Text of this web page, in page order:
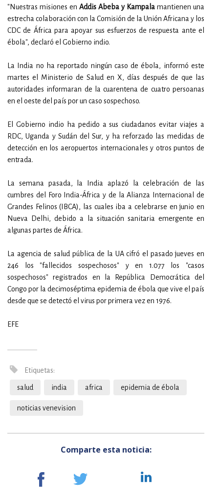
"Nuestras misiones en Addis Abeba y Kampala mantienen una
estrecha colaboración con la Comisión de la Unión Africana y los
CDC de África para apoyar sus esfuerzos de respuesta ante el
ébola", declaró el Gobierno indio.
La India no ha reportado ningún caso de ébola, informó este
martes el Ministerio de Salud en X, días después de que las
autoridades informaran de la cuarentena de cuatro persoanas
en el oeste del país por un caso sospechoso.
El Gobierno indio ha pedido a sus ciudadanos evitar viajes a
RDC, Uganda y Sudán del Sur, y ha reforzado las medidas de
detección en los aeropuertos internacionales y otros puntos de
entrada.
La semana pasada, la India aplazó la celebración de las
cumbres del Foro India-África y de la Alianza Internacional de
Grandes Felinos (IBCA), las cuales iba a celebrarse en junio en
Nueva Delhi, debido a la situación sanitaria emergente en
algunas partes de África.
La agencia de salud pública de la UA cifró el pasado jueves en
246 los "fallecidos sospechosos" y en 1.077 los "casos
sospechosos" registrados en la República Democrática del
Congo por la decimoséptima epidemia de ébola que vive el país
desde que se detectó el virus por primera vez en 1976.
EFE
Etiquetas:
salud india africa epidemia de ébola
noticias venevision
Comparte esta noticia: